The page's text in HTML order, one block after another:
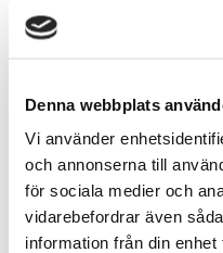
Denna webbplats
Vi använder
och annonserna till
för sociala medier och
vidarebefordrar även
information från din
undvika